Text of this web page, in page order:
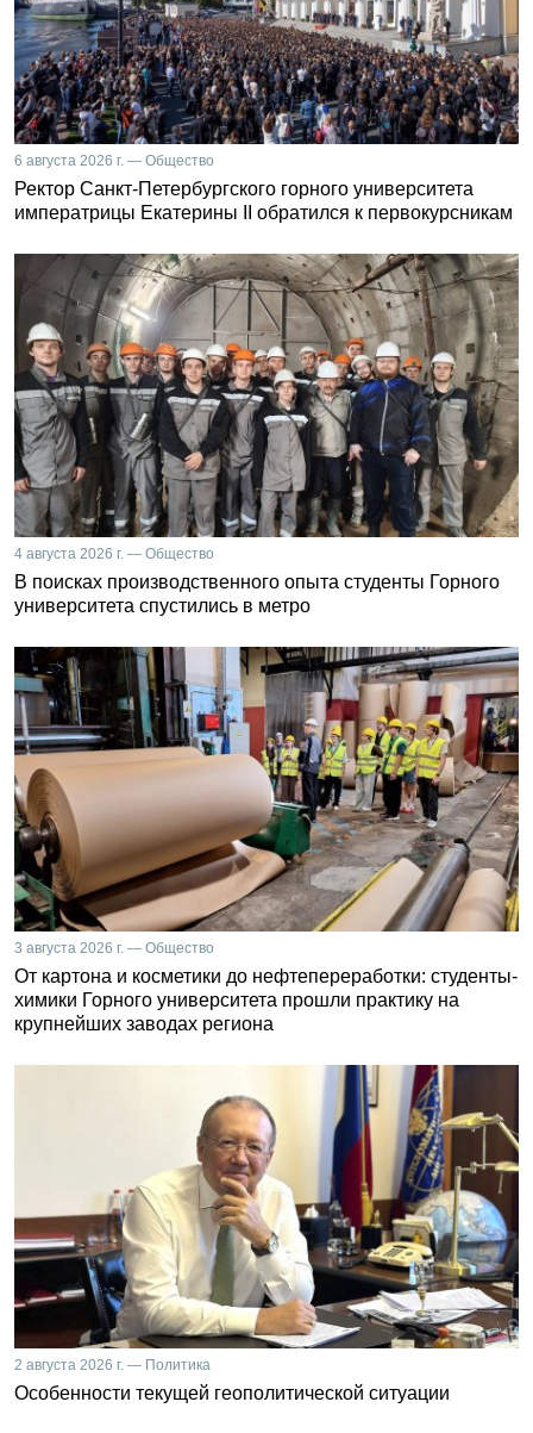
6 августа 2026 г. — Общество
Ректор Санкт-Петербургского горного университета
императрицы Екатерины II обратился к первокурсникам
4 августа 2026 г. — Общество
В поисках производственного опыта студенты Горного
университета спустились в метро
3 августа 2026 г. — Общество
От картона и косметики до нефтепереработки: студенты-
химики Горного университета прошли практику на
крупнейших заводах региона
2 августа 2026 г. — Политика
Особенности текущей геополитической ситуации